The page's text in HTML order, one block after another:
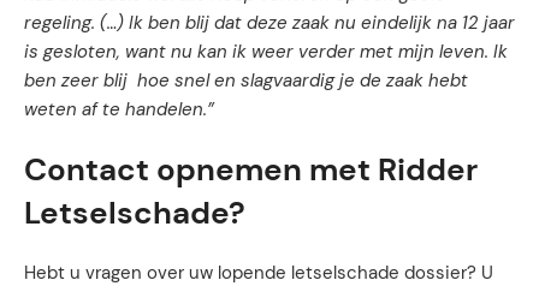
regeling. (…) Ik ben blij dat deze zaak nu eindelijk na 12 jaar
is gesloten, want nu kan ik weer verder met mijn leven. Ik
ben zeer blij hoe snel en slagvaardig je de zaak hebt
weten af te handelen.”
Contact opnemen met Ridder
Letselschade?
Hebt u vragen over uw lopende letselschade dossier? U